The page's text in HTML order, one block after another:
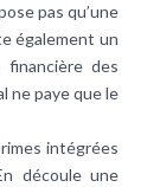
pas qu’une
également un
des
ne paye que le
intégrées
découle une